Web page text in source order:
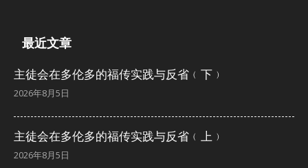
最近文章
主徒会在多伦多的福传实践与反省﹙下﹚
2026年8月5日
主徒会在多伦多的福传实践与反省﹙上﹚
2026年8月5日